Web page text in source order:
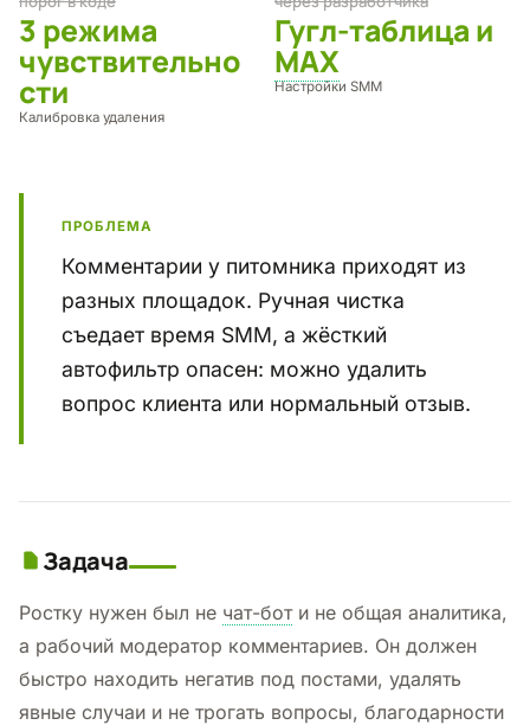
3 режима
чувствительно
сти
Калибровка удаления
Гугл-таблица и
MAX
Настройки SMM
ПРОБЛЕМА
Комментарии у питомника приходят из
разных площадок. Ручная чистка
съедает время SMM, а жёсткий
автофильтр опасен: можно удалить
вопрос клиента или нормальный отзыв.
Задача
Ростку нужен был не чат-боти не общая аналитика,
а рабочий модератор комментариев. Он должен
быстро находить негатив под постами, удалять
явные случаи и не трогать вопросы, благодарности